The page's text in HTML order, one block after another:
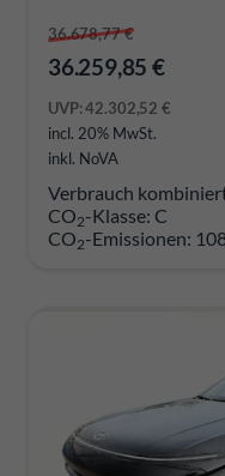
36.678,77 €
36.259,85 €
UVP:42.302,52 €
incl. 20% MwSt.
inkl. NoVA
Verbrauch
CO2-Klasse: C
CO2-Emissionen: